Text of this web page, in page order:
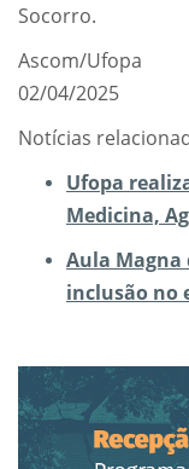
Socorro.
Ascom/Ufopa
02/04/2025
Notícias
Ufopa
Medicina,
Aula Magna
inclusão no